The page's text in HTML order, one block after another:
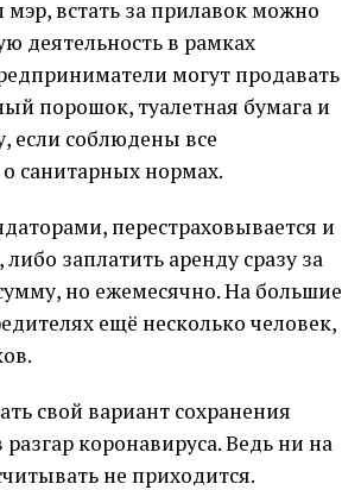
встать за прилавок можно
деятельность в рамках
могут продавать
порошок, туалетная бумага и
если соблюдены все
санитарных нормах.
перестраховывается и
заплатить аренду сразу за
но ежемесячно. На большие
ещё несколько человек,
свой вариант сохранения
коронавируса. Ведь ни на
не приходится.